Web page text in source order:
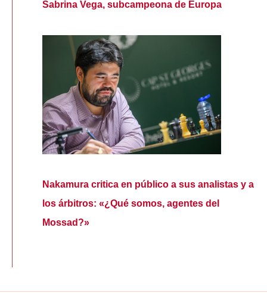
Sabrina Vega, subcampeona de Europa
Nakamura critica en público a sus analistas y a
los árbitros: «¿Qué somos, agentes del
Mossad?»